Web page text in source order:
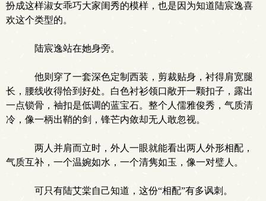
扮成这样淑女乖巧大家闺秀的模样，也是因为知道陆宸逸喜
欢这个类型的。
陆宸逸站在她身旁。
他则穿了一套深色定制西装，剪裁贴身，衬得肩宽腿
长，腰线收得恰到好处。白色衬衫领口敞开一颗扣子，露出
一点锁骨，袖扣是低调的蓝宝石。整个人儒雅俊秀，气质清
冷，像一柄出鞘的剑，锋芒内敛却无人敢忽视。
两人并肩而立时，外人一眼就能看出两人外形相配，
气质互补，一个温婉如水，一个清隽如玉，像一对璧人。
可只有陆艾棠自己知道，这份“相配”有多讽刺。